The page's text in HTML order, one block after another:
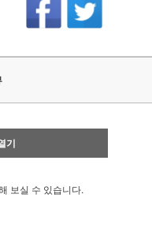
기
보실 수 있습니다.